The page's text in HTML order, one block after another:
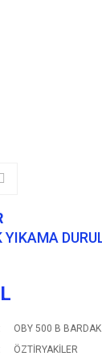
YIKAMA
OBY 500 B BARDAK
ÖZTİRYAKİLER